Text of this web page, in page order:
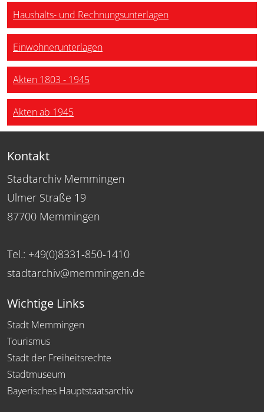
Haushalts- und Rechnungsunterlagen
Einwohnerunterlagen
Akten 1803 - 1945
Akten ab 1945
Kontakt
Stadtarchiv Memmingen
Ulmer Straße 19
87700 Memmingen
Tel.: +49(0)8331-850-1410
stadtarchiv@memmingen.de
Wichtige Links
Stadt Memmingen
Tourismus
Stadt der Freiheitsrechte
Stadtmuseum
Bayerisches Hauptstaatsarchiv